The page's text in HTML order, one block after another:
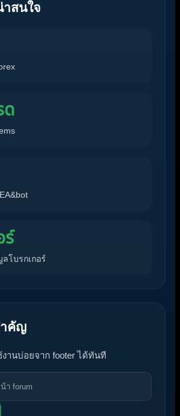
สนใจ
ด
ร์
โบรกเกอร์
ำคัญ
านบ่อยจาก footer ได้ทันที